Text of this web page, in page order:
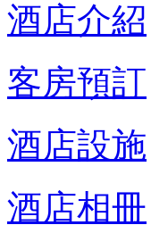
酒店介紹
客房預訂
酒店設施
酒店相冊